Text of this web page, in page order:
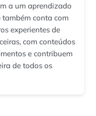
a um aprendizado
conta com
experientes de
com conteúdos
e contribuem
de todos os